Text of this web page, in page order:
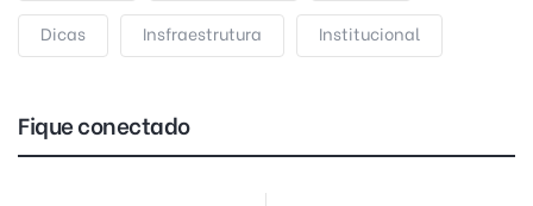
Dicas Insfraestrutura Institucional
Fique conectado